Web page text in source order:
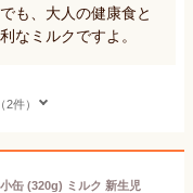
も、大人の健康食と
なミルクですよ。
件）
缶 (320g) ミルク 新生児